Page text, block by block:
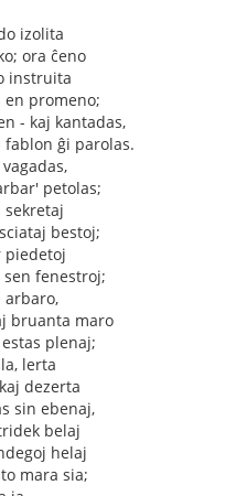
izolita
ora ĉeno
instruita
en promeno;
- kaj kantadas,
fablon ĝi parolas.
petolas;
bestoj;
piedetoj
fenestroj;
arbaro,
bruanta maro
plenaj;
lerta
dezerta
sin ebenaj,
belaj
helaj
mara sia;